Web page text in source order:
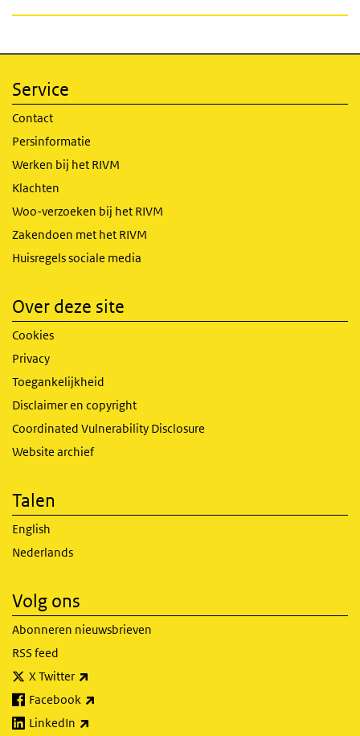
Service
Contact
Persinformatie
Werken bij het RIVM
Klachten
Woo-verzoeken bij het RIVM
Zakendoen met het RIVM
Huisregels sociale media
Over deze site
Cookies
Privacy
Toegankelijkheid
Disclaimer en copyright
Coordinated Vulnerability Disclosure
Website archief
Talen
English
Nederlands
Volg ons
Abonneren nieuwsbrieven
RSS feed
X Twitter
Facebook
LinkedIn